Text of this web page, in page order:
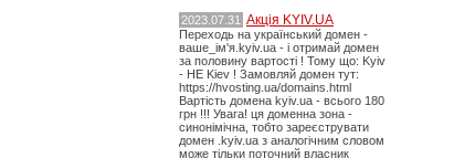
2023.07.31 Акція KYIV.UA
Переходь на український домен -
ваше_ім'я.kyiv.ua - і отримай домен
за половину вартості ! Тому що: Kyiv
- НЕ Kiev ! Замовляй домен тут:
https://hvosting.ua/domains.html
Вартість домена kyiv.ua - всього 180
грн !!! Увага! ця доменна зона -
синонімічна, тобто зареєструвати
домен .kyiv.ua з аналогічним словом
може тільки поточний власник